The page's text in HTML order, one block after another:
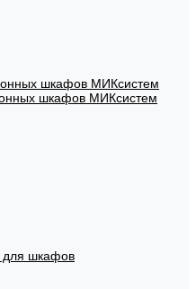
шкафов МИКсистем
шкафов МИКсистем
для шкафов